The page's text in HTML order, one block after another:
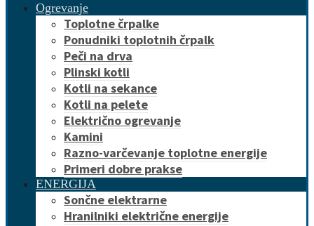
Ogrevanje
Toplotne črpalke
Ponudniki toplotnih črpalk
Peči na drva
Plinski kotli
Kotli na sekance
Kotli na pelete
Električno ogrevanje
Kamini
Razno-varčevanje toplotne energije
Primeri dobre prakse
ENERGIJA
Sončne elektrarne
Hranilniki električne energije